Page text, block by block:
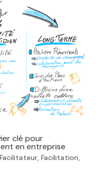
clé pour
en entreprise
Facilitateur, Facilitation,